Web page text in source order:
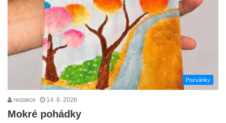
Pozvánky
redakce 14. 6. 2026
Mokré pohádky